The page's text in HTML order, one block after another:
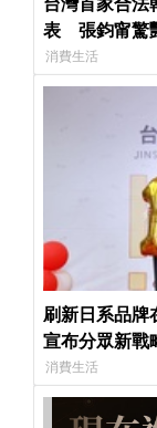
台灣首家合法
表 張鈞甯驚
消費生活
刷新日系品
宣布分眾新戰
消費生活